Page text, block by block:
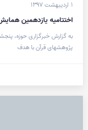
۱ اردیبهشت ۱۳۹۷
اختتامیه یازدهمین
پژوهشهای قرآن با هدف